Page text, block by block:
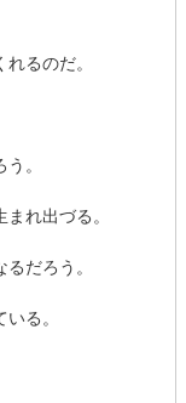
るのだ。
。
れ出づる。
だろう。
る。